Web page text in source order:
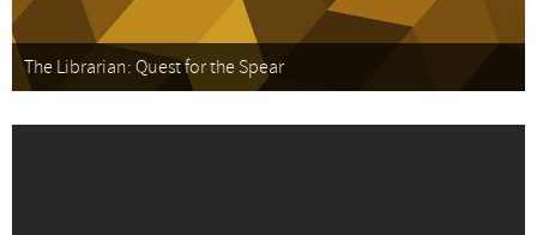
The Librarian: Quest for the Spear